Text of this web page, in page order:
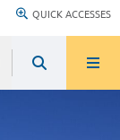
QUICK ACCESSES